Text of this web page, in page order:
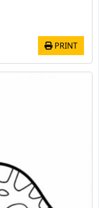
PRINT